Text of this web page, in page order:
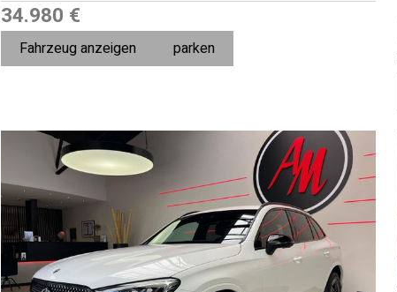
34.980 €
Fahrzeug anzeigen parken